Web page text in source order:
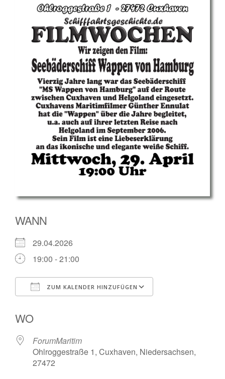
WANN
29.04.2026
19:00 - 21:00
ZUM KALENDER HINZUFÜGEN
WO
ForumMaritim
Ohlroggestraße 1, Cuxhaven, Niedersachsen,
27472